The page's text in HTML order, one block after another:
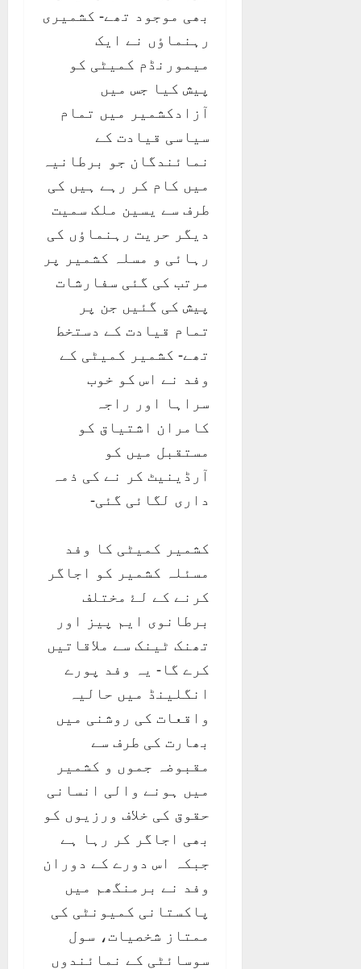
بھی موجود تھے- کشمیری
رہنماٶں نے ایک
میمورنڈم کمیٹی کو
پیش کیا جس میں
آزادکشمیر میں تمام
سیاسی قیادت کے
نمائندگان جو برطانیہ
میں کام کر رہے ہیں کی
طرف سے یسین ملک سمیت
دیگر حریت رہنماؤں کی
رہائی و مسلہ کشمیر پر
مرتب کی گئی سفارشات
پیش کی گئیں جن پر
تمام قیادت کے دستخط
تھے- کشمیر کمیٹی کے
وفد نے اس کو خوب
سراہا اور راجہ
کامران اشتیاق کو
مستقبل میں کو
آرڈینیٹ کر نے کی ذمہ
داری لگائی گئی-
کشمیر کمیٹی کا وفد
مسئلہ کشمیر کو اجاگر
کرنے کے لۓ مختلف
برطانوی ایم پیز اور
تھنک ٹینک سے ملاقاتیں
کرے گا- یہ وفد پورے
انگلینڈ میں حالیہ
واقعات کی روشنی میں
بھارت کی طرف سے
مقبوضہ جموں و کشمیر
میں ہونے والی انسانی
حقوق کی خلاف ورزیوں کو
بھی اجاگر کر رہا ہے
جبکہ اس دورے کے دوران
وفد نے برمنگھم میں
پاکستانی کمیونٹی کی
ممتاز شخصیات، سول
سوسائٹی کے نمائندوں